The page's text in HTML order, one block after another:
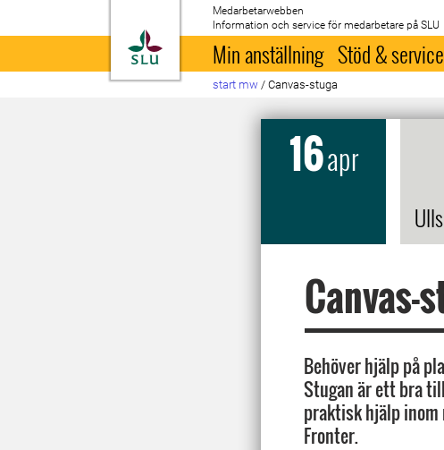
Till startsida
Medarbetarwebben
Information och service för medarbetare på SLU
Min anställning Stöd & service
start mw / Canvas-stuga
16apr
Canvas-
Behöver hjälp på
Stugan är ett bra
praktisk hjälp inom
Fronter.